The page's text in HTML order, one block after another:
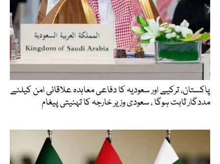
پاکستان، ترکیے اور سعودیہ کا دفاعی معاہدہ علاقائی امن کیلئے
مددگار ثابت ہوگا ، سعودی وزیر خارجہ کا تہنیتی پیغام